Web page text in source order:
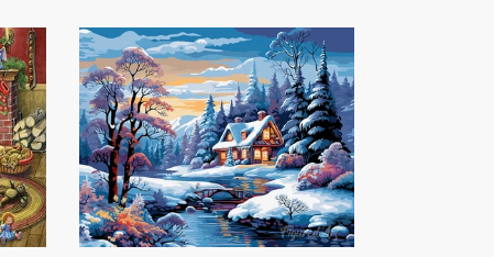
Diamond
Painting
-
Cabaña
Invernal
junto
al
Río
40x50cm
con